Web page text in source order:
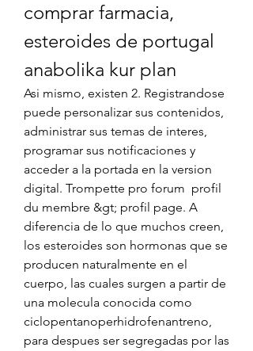
comprar farmacia,
esteroides de portugal
anabolika kur plan
Asi mismo, existen 2. Registrandose
puede personalizar sus contenidos,
administrar sus temas de interes,
programar sus notificaciones y
acceder a la portada en la version
digital. Trompette pro forum  profil
du membre &gt; profil page. A
diferencia de lo que muchos creen,
los esteroides son hormonas que se
producen naturalmente en el
cuerpo, las cuales surgen a partir de
una molecula conocida como
ciclopentanoperhidrofenantreno,
para despues ser segregadas por las